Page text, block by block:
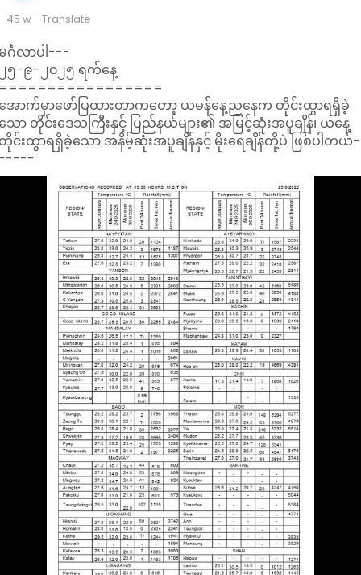
သော် ငါးနှစ်သာ ငှားရမ်းနေထိုင်ခွင့်ရှိသည့် သုခဒဂုံပြည်သူ့အငှား
မ်ရာတွင် အခန်းနေထိုင်ခွင့်ရရှိမည်ဟု လိမ်လည်မှုများနှင့်
ယ်တိုင်နေထိုင်ခြင်းမရှိ တစ်ဆင့်ငှားရမ်းနေထိုင်သူများ များပြား
ာသည့်အတွက် ယင်းသို့ ဆောင်ရွက်သူများကို အရေးယူမည်
ြစ်ကြောင်း ပြည်သူ့အငှားအိမ်ရာ နေရာချထားရေးနှင့် စည်းကမ်း
န်းသိမ်းရေးကော်မတီက အကြိမ်ကြိမ်သတိပေးထားသည်။
- Myanmar Transparency News Agency
45 w- Translate
င်္ဂလာပါ---
၅-၉-၂၀၂၅ ရက်နေ့
ောက်မှာဖော်ပြထားတာကတော့ ယမန်နေ့ညနေက တိုင်းထွာရရှိခဲ့
ော တိုင်းဒေသကြီးနှင့် ပြည်နယ်များ၏ အမြင့်ဆုံးအပူချိန်၊ ယနေ့
င်းထွာရရှိခဲ့သော အနိမ့်ဆုံးအပူချိန်နှင့် မိုးရေချိန်တို့ပဲ ဖြစ်ပါတယ်-